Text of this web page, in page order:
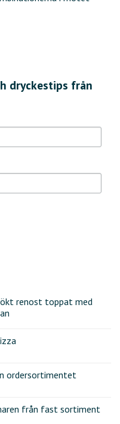
dryckestips från
renost toppat med
ordersortimentet
från fast sortiment